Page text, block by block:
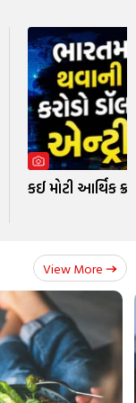
કઈ મોટી આર્થિક
View More